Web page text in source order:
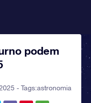
podem
- Tags:astronomia